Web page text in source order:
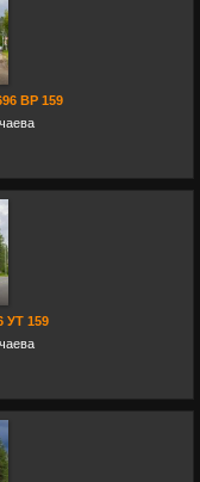
ВР 159
УТ 159